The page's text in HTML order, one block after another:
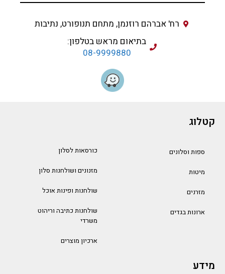
רח' אברהם רוזנמן, מתחם תנופורט, נתיבות
בתיאום מראש בטלפון:
08-9999880
קטלוג
ספות וסלונים
מיטות
מזרנים
ארונות בגדים
כורסאות לסלון
מזנונים ושולחנות סלון
שולחנות ופינות אוכל
שולחנות כתיבה וריהוט
משרדי
ארכיון מוצרים
מידע